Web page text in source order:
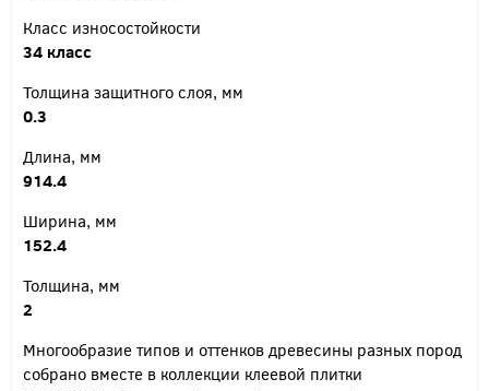
Класс износостойкости
34 класс
Толщина защитного слоя, мм
0.3
Длина, мм
914.4
Ширина, мм
152.4
Толщина, мм
2
Многообразие типов и оттенков древесины разных пород
собрано вместе в коллекции клеевой плитки